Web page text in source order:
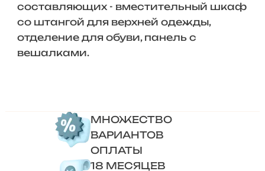
составляющих - вместительный шкаф
со штангой для верхней одежды,
отделение для обуви, панель с
вешалками.
МНОЖЕСТВО
ВАРИАНТОВ
ОПЛАТЫ
18 МЕСЯЦЕВ